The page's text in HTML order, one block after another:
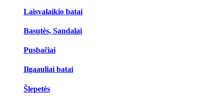
Laisvalaikio batai
Basutės, Sandalai
Pusbačiai
Ilgaauliai batai
Šlepetės